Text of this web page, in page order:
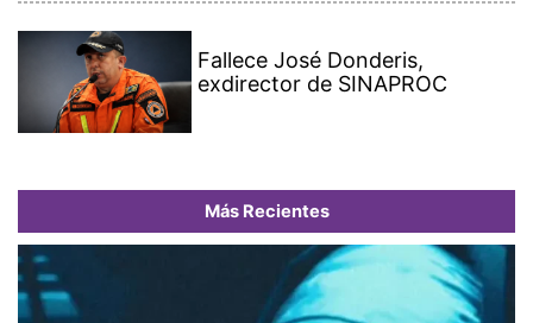
Fallece José Donderis,
exdirector de SINAPROC
Más Recientes